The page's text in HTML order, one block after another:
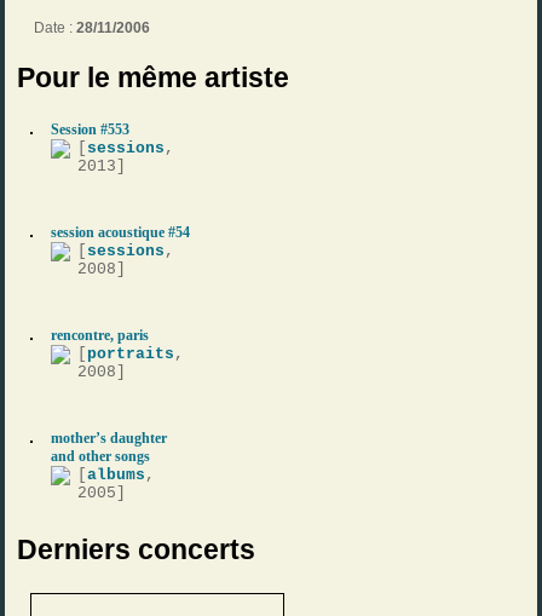
Date :28/11/2006
Pour le même artiste
Session #553
sessions ,
2013]
session acoustique #54
sessions ,
2008]
rencontre, paris
portraits ,
2008]
mother’s daughter
and other songs
[albums ,
2005]
Derniers concerts